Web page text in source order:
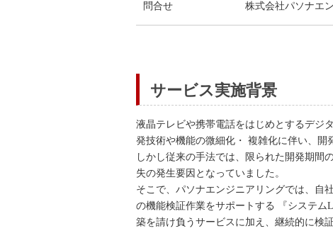
問合せ 株式会社パソナエ
サービス実施背景
液晶テレビや携帯電話をはじめとするデジ
発技術や機能の微細化・ 複雑化に伴い、開
しかし従来の手法では、限られた開発期間
失の発生要因となっていました。
そこで、パソナエンジニアリングでは、自
の機能検証作業をサポートする 『システ
築を請け負うサービスに加え、継続的に検